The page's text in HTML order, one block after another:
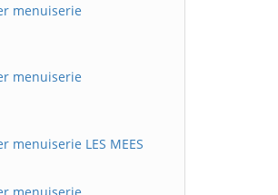
menuiserie
menuiserie
menuiserie LES MEES